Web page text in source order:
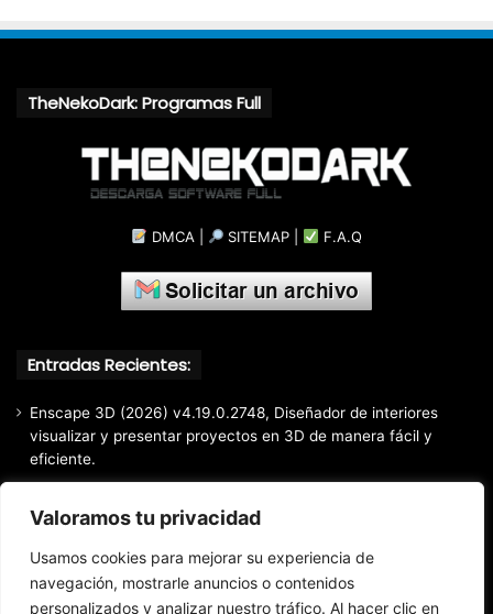
Valoramos tu privacidad
Usamos cookies para mejorar su experiencia de
navegación, mostrarle anuncios o contenidos
personalizados y analizar nuestro tráfico. Al hacer clic en
TheNekoDark: Programas Full
DMCA SITEMAP F.A.Q
Entradas Recientes:
Enscape 3D (2026) v4.19.0.2748, Diseñador de interiores
visualizar y presentar proyectos en 3D de manera fácil y
eficiente.
EaseUS Partition Master Professional All Edition (2026)
v20.5.0 Build 202608010610, Crear y modificar particiones
fácil y rápido
EaseUS Todo Backup Home 2025 v16.3.1, Respaldo y